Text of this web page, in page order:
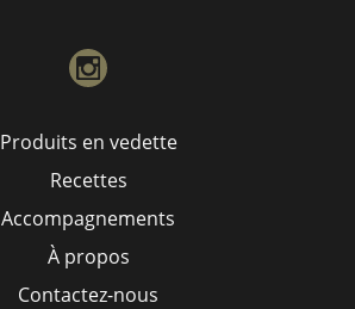
instagram
Produits en vedette
Recettes
Accompagnements
À propos
Contactez-nous